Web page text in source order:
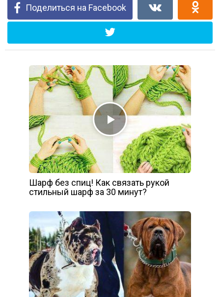
Поделиться на Facebook
Шарф без спиц! Как связать рукой
стильный шарф за 30 минут?